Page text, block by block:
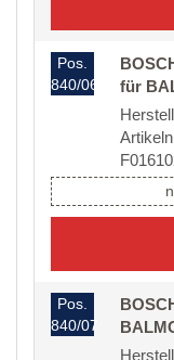
Pos.
840/06
für
Pos.
840/07